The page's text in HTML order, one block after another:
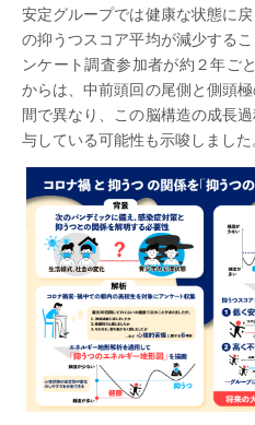
安定グループでは健康な状態に
の抑うつスコア平均が減少する
ンケート調査参加者が約２年ご
からは、中前頭回の尾側と側頭
間で異なり、この脳構造の成長
与している可能性も示唆しました。